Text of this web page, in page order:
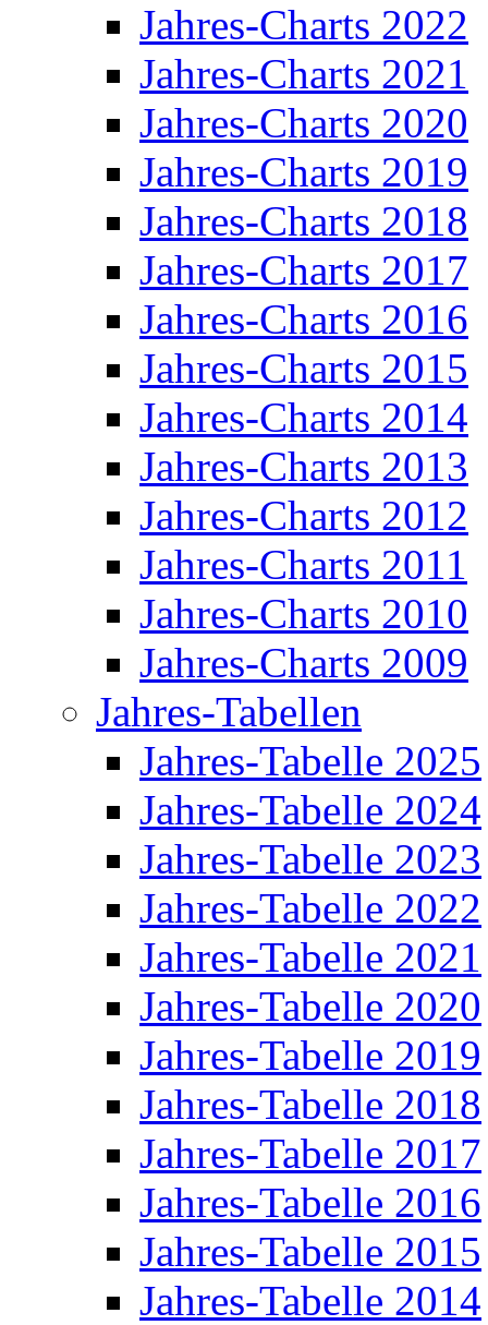
Jahres-Charts 2022
Jahres-Charts 2021
Jahres-Charts 2020
Jahres-Charts 2019
Jahres-Charts 2018
Jahres-Charts 2017
Jahres-Charts 2016
Jahres-Charts 2015
Jahres-Charts 2014
Jahres-Charts 2013
Jahres-Charts 2012
Jahres-Charts 2011
Jahres-Charts 2010
Jahres-Charts 2009
Jahres-Tabellen
Jahres-Tabelle 2025
Jahres-Tabelle 2024
Jahres-Tabelle 2023
Jahres-Tabelle 2022
Jahres-Tabelle 2021
Jahres-Tabelle 2020
Jahres-Tabelle 2019
Jahres-Tabelle 2018
Jahres-Tabelle 2017
Jahres-Tabelle 2016
Jahres-Tabelle 2015
Jahres-Tabelle 2014